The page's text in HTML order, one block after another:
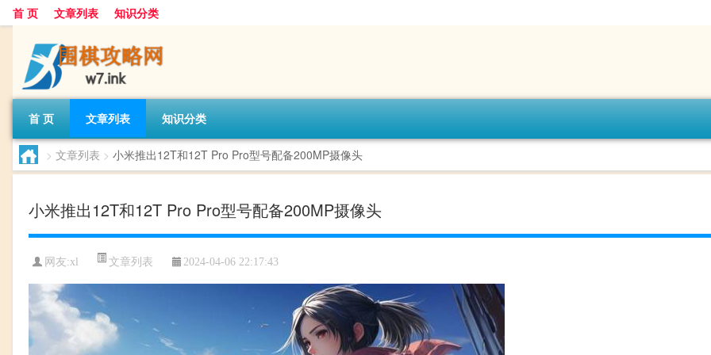
首 页 文章列表 知识分类
首 页 文章列表 知识分类
> 文章列表 > 小米推出12T和12T Pro Pro型号配备200MP摄像头
小米推出12T和12T Pro Pro型号配备200MP摄像头
网友:xl 文章列表 2024-04-06 22:17:43